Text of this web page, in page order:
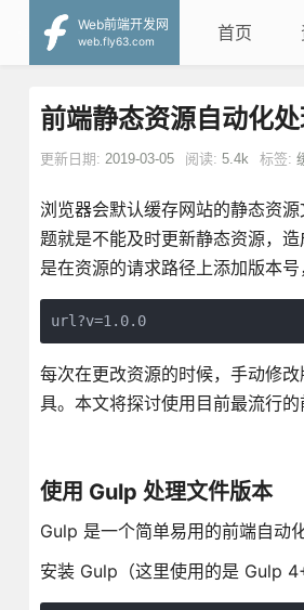
Web前端开发网
web.fly63.com
首页
前端静态资源自动化
更新日期: 2019-03-05 阅读: 5.4k 标签:
浏览器会默认缓存网站的静态资
题就是不能及时更新静态资源，
是在资源的请求路径上添加版本号
url?v=1.0.0
每次在更改资源的时候，手动修
具。本文将探讨使用目前最流行
使用 Gulp 处理文件版本
Gulp 是一个简单易用的前端自动
安装 Gulp（这里使用的是 Gulp